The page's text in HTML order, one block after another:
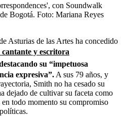
con Soundwalk
Bogotá. Foto: Mariana Reyes
Asturias de las Artes ha concedido
cantante y escritora
su “impetuosa
expresiva”. A sus 79 años, y
Smith no ha cesado su
dejado de cultivar su faceta como
todo momento su compromiso